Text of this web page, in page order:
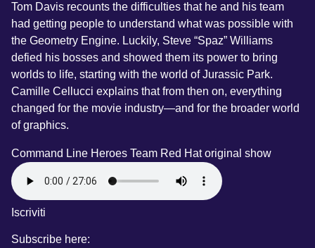
Tom Davis recounts the difficulties that he and his team
had getting people to understand what was possible with
the Geometry Engine. Luckily, Steve “Spaz” Williams
defied his bosses and showed them its power to bring
worlds to life, starting with the world of Jurassic Park.
Camille Cellucci explains that from then on, everything
changed for the movie industry—and for the broader world
of graphics.
Command Line Heroes Team Red Hat original show
Iscriviti
Subscribe here: